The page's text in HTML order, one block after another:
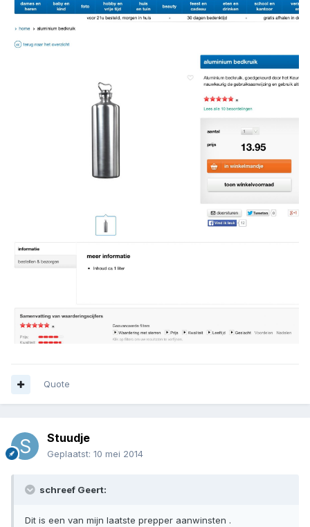
Quote
Stuudje
Geplaatst: 10 mei 2014
schreef Geert:
Dit is een van mijn laatste prepper aanwinsten .